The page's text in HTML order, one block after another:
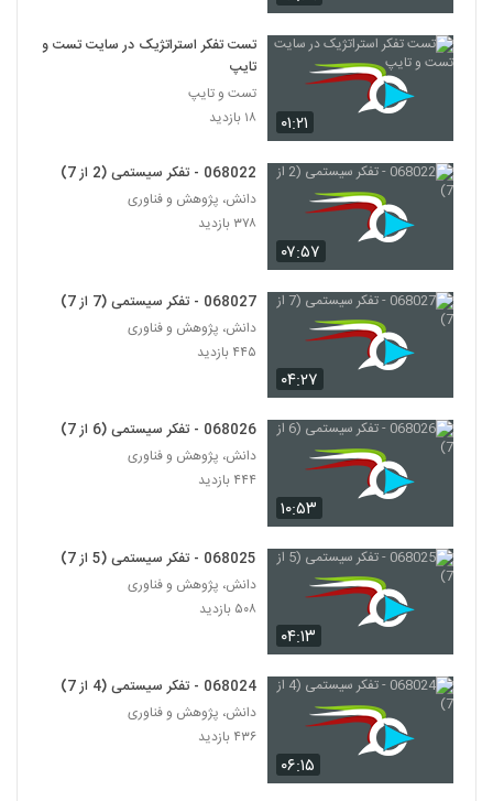
99
۴۳۰ بازدید
Thinking)
۵۷۰ بازدید
028101 - تفکر انتقادی (Critical
Thinking)
102
Thinking)
۵۰۳ بازدید
Thinking)
۴۷۱ بازدید
028104 - تفکر انتقادی (Critical
Thinking)
105
Thinking)
Thinking)
۴۶۸ بازدید
028107 - تفکر انتقادی (Critical
Thinking)
۰۱:۲۱
تست تفکر استراتژیک در سایت تست و
تایپ
تست و تایپ
۱۸ بازدید
۰۷:۵۷
068022 - تفکر سیستمی (2 از 7)
دانش، پژوهش و فناوری
۳۷۸ بازدید
۰۴:۲۷
068027 - تفکر سیستمی (7 از 7)
دانش، پژوهش و فناوری
۴۴۵ بازدید
۱۰:۵۳
068026 - تفکر سیستمی (6 از 7)
دانش، پژوهش و فناوری
۴۴۴ بازدید
۰۴:۱۳
068025 - تفکر سیستمی (5 از 7)
دانش، پژوهش و فناوری
۵۰۸ بازدید
۰۶:۱۵
068024 - تفکر سیستمی (4 از 7)
دانش، پژوهش و فناوری
۴۳۶ بازدید